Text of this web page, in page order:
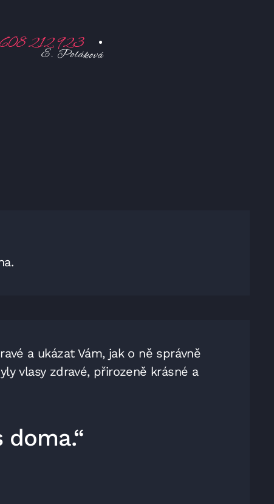
212 923
E. Poláková
a ukázat Vám, jak o ně správně
vlasy zdravé, přirozeně krásné a